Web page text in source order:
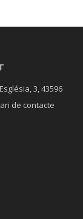
3, 43596
de contacte